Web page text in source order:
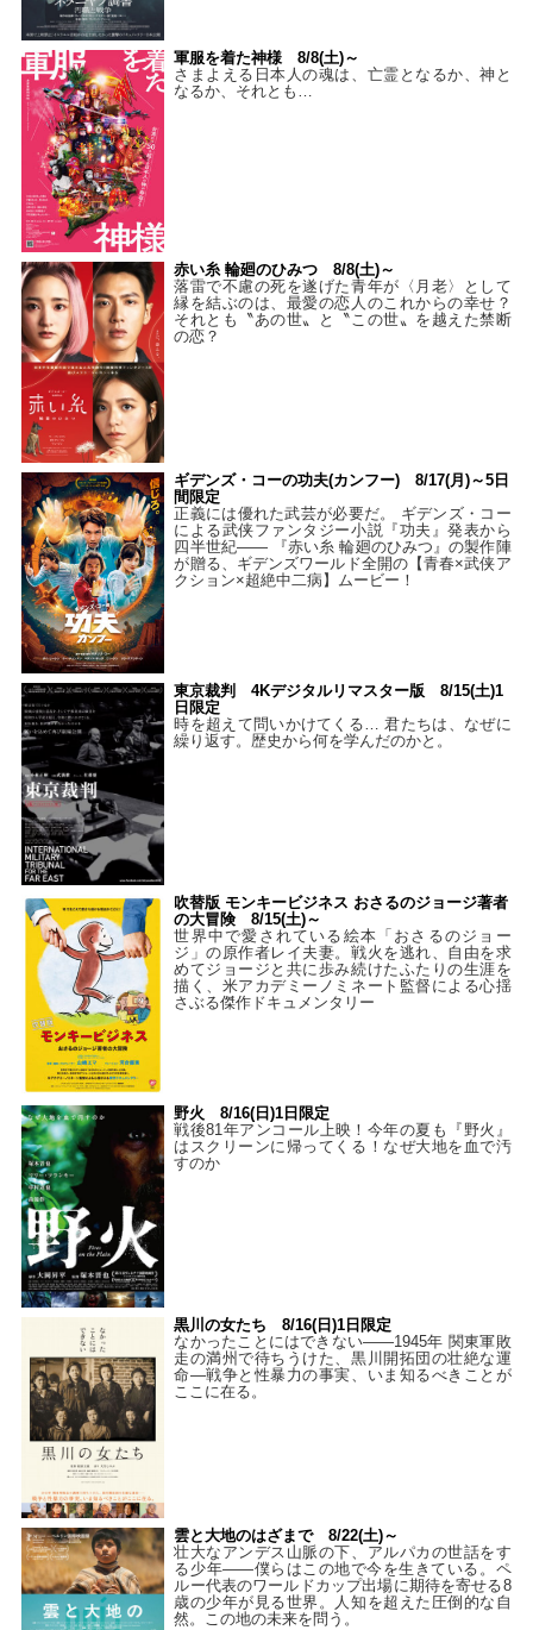
軍服を着た神様 8/8(土)～
さまよえる日本人の魂は、亡霊となるか、神と
なるか、それとも…
赤い糸 輪廻のひみつ 8/8(土)～
落雷で不慮の死を遂げた青年が〈月老〉として
縁を結ぶのは、最愛の恋人のこれからの幸せ？
それとも〝あの世〟と〝この世〟を越えた禁断
の恋？
ギデンズ・コーの功夫(カンフー) 8/17(月)～5日
間限定
正義には優れた武芸が必要だ。 ギデンズ・コー
による武侠ファンタジー小説『功夫』発表から
四半世紀―― 『赤い糸 輪廻のひみつ』の製作陣
が贈る、ギデンズワールド全開の【青春×武侠ア
クション×超絶中二病】ムービー！
東京裁判 4Kデジタルリマスター版 8/15(土)1
日限定
時を超えて問いかけてくる… 君たちは、なぜに
繰り返す。歴史から何を学んだのかと。
吹替版 モンキービジネス おさるのジョージ著者
の大冒険 8/15(土)～
世界中で愛されている絵本「おさるのジョー
ジ」の原作者レイ夫妻。戦火を逃れ、自由を求
めてジョージと共に歩み続けたふたりの生涯を
描く、米アカデミーノミネート監督による心揺
さぶる傑作ドキュメンタリー
野火 8/16(日)1日限定
戦後81年アンコール上映！今年の夏も『野火』
はスクリーンに帰ってくる！なぜ大地を血で汚
すのか
黒川の女たち 8/16(日)1日限定
なかったことにはできない——1945年 関東軍敗
走の満州で待ちうけた、黒川開拓団の壮絶な運
命―戦争と性暴力の事実、いま知るべきことが
ここに在る。
雲と大地のはざまで 8/22(土)～
壮大なアンデス山脈の下、アルパカの世話をす
る少年――僕らはこの地で今を生きている。ペ
ルー代表のワールドカップ出場に期待を寄せる8
歳の少年が見る世界。人知を超えた圧倒的な自
然。この地の未来を問う。